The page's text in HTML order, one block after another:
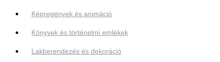
Képregények és animáció
Könyvek és történelmi emlékek
Lakberendezés és dekoráció